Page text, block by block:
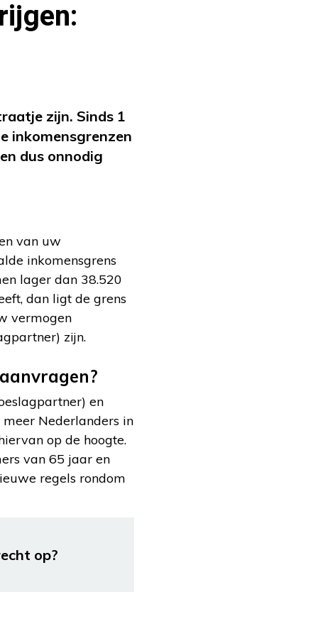
zijn. Sinds 1
inkomensgrenzen
dus onnodig
van uw
inkomensgrens
lager dan 38.520
dan ligt de grens
vermogen
zijn.
en
Nederlanders in
op de hoogte.
van 65 jaar en
regels rondom
op?